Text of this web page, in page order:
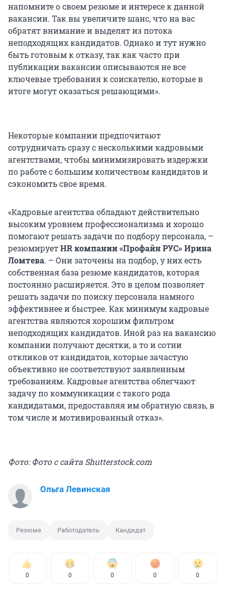
напомните о своем резюме и интересе к данной
вакансии. Так вы увеличите шанс, что на вас
обратят внимание и выделят из потока
неподходящих кандидатов. Однако и тут нужно
быть готовым к отказу, так как часто при
публикации вакансии описываются не все
ключевые требования к соискателю, которые в
итоге могут оказаться решающими».
Некоторые компании предпочитают
сотрудничать сразу с несколькими кадровыми
агентствами, чтобы минимизировать издержки
по работе с большим количеством кандидатов и
сэкономить свое время.
«Кадровые агентства обладают действительно
высоким уровнем профессионализма и хорошо
помогают решать задачи по подбору персонала, –
резюмируетHR компании «Профайн РУС» Ирина
Ломтева. – Они заточены на подбор, у них есть
собственная база резюме кандидатов, которая
постоянно расширяется. Это в целом позволяет
решать задачи по поиску персонала намного
эффективнее и быстрее. Как минимум кадровые
агентства являются хорошим фильтром
неподходящих кандидатов. Иной раз на вакансию
компании получают десятки, а то и сотни
откликов от кандидатов, которые зачастую
объективно не соответствуют заявленным
требованиям. Кадровые агентства облегчают
задачу по коммуникации с такого рода
кандидатами, предоставляя им обратную связь, в
том числе и мотивированный отказ».
Фото: Фото с сайта Shutterstock.com
Ольга Левинская
Резюме Работодатель Кандидат
0 0 0 0 0